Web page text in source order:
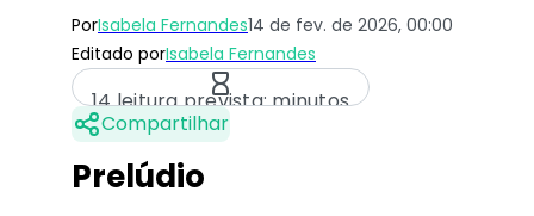
PorIsabela Fernandes14 de fev. de 2026, 00:00
Editado porIsabela Fernandes
14 leitura prevista: minutos
Compartilhar
Prelúdio